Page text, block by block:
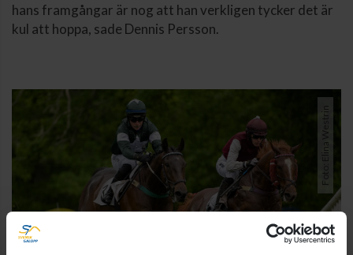
hans framgångar är nog att han verkligen tycker det är
kul att hoppa, sade Dennis Persson.
Foto: Elina Westrin